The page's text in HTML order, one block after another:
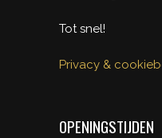
Tot snel!
Privacy &
OPENINGSTIJDEN